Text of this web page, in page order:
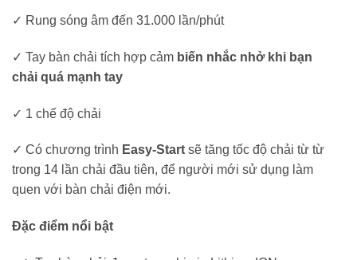
✓ Rung sóng âm đến 31.000 lần/phút
✓ Tay bàn chải tích hợp cảm biến nhắc nhở khi bạn
chải quá mạnh tay
✓ 1 chế độ chải
✓ Có chương trình Easy-Start sẽ tăng tốc độ chải từ từ
trong 14 lần chải đầu tiên, để người mới sử dụng làm
quen với bàn chải điện mới.
Đặc điểm nổi bật